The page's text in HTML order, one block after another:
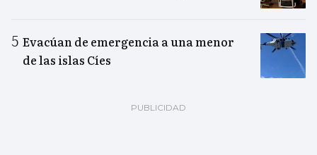
Evacúan de emergencia a una menor
de las islas Cíes